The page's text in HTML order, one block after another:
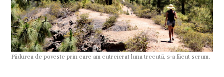
Pădurea de poveste prin care am cutreierat luna trecută, s-a făcut scrum.